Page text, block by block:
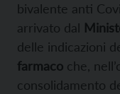
bivalente anti
arrivato dal
delle indicazioni
farmaco che,
consolidamento